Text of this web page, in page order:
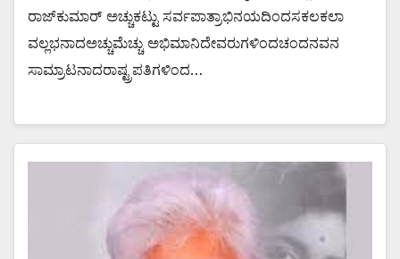
ರಾಜ್‌ಕುಮಾರ್ ಅಚ್ಚುಕಟ್ಟು ಸರ್ವಪಾತ್ರಾಭಿನಯದಿಂದಸಕಲಕಲಾ
ವಲ್ಲಭನಾದಅಚ್ಚುಮೆಚ್ಚು ಅಭಿಮಾನಿದೇವರುಗಳಿಂದಚಂದನವನ
ಸಾಮ್ರಾಟನಾದರಾಷ್ಟ್ರಪತಿಗಳಿಂದ…